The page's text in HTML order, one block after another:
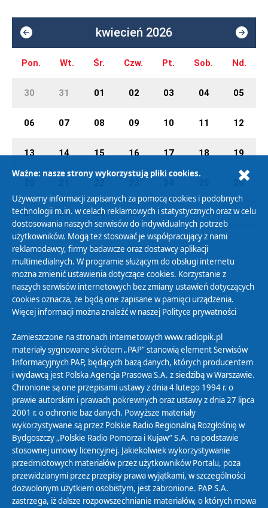
kwiecień 2026
Pon. Wt. Śr. Czw. Pt. Sob. Nd.
30 31 01 02 03 04 05
06 07 08 09 10 11 12
13 14 15 16 17 18 19
26
27 28 29 30 01 02 03
Polityka Prywatności
Zasady korzystania z Serwisu
Organizacje Pożytku Publicznego
Cyfryzacja DAB+
Polityka ochrony danych osobowych
Abonament
Zamówienia publiczne
Biuletyn Informacji Publicznej
Ważne: nasze strony wykorzystują pliki cookies.
Używamy informacji zapisanych za pomocą cookies i podobnych
technologii m.in. w celach reklamowych i statystycznych oraz w celu
dostosowania naszych serwisów do indywidualnych potrzeb
użytkowników. Mogą też stosować je współpracujący z nami
reklamodawcy, firmy badawcze oraz dostawcy aplikacji
multimedialnych. W programie służącym do obsługi internetu
można zmienić ustawienia dotyczące cookies. Korzystanie z
naszych serwisów internetowych bez zmiany ustawień dotyczących
cookies oznacza, że będą one zapisane w pamięci urządzenia.
Więcej informacji można znaleźć w naszej Polityce prywatności
Zamieszczone na stronach internetowych www.radiopik.pl
materiały sygnowane skrótem „PAP” stanowią element Serwisów
Informacyjnych PAP, będących bazą danych, których producentem
i wydawcą jest Polska Agencja Prasowa S.A. z siedzibą w Warszawie.
Chronione są one przepisami ustawy z dnia 4 lutego 1994 r. o
prawie autorskim i prawach pokrewnych oraz ustawy z dnia 27 lipca
2001 r. o ochronie baz danych. Powyższe materiały
wykorzystywane są przez Polskie Radio Regionalną Rozgłośnię w
Bydgoszczy „Polskie Radio Pomorza i Kujaw” S.A. na podstawie
stosownej umowy licencyjnej. Jakiekolwiek wykorzystywanie
przedmiotowych materiałów przez użytkowników Portalu, poza
przewidzianymi przez przepisy prawa wyjątkami, w szczególności
dozwolonym użytkiem osobistym, jest zabronione. PAP S.A.
zastrzega, iż dalsze rozpowszechnianie materiałów, o których mowa